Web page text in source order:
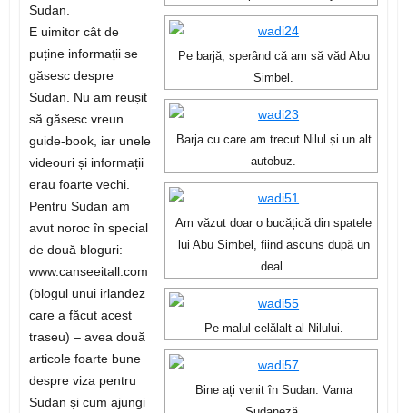
Pe barjă, sperând că am să văd Abu
Simbel.
Barja cu care am trecut Nilul și un alt
autobuz.
Am văzut doar o bucățică din spatele
lui Abu Simbel, fiind ascuns după un
deal.
Pe malul celălalt al Nilului.
Bine ați venit în Sudan. Vama
Sudan.
E uimitor cât de
puține informații se
găsesc despre
Sudan. Nu am reușit
să găsesc vreun
guide-book, iar unele
videouri și informații
erau foarte vechi.
Pentru Sudan am
avut noroc în special
de două bloguri:
www.canseeitall.com
(blogul unui irlandez
care a făcut acest
traseu) – avea două
articole foarte bune
despre viza pentru
Sudan și cum ajungi